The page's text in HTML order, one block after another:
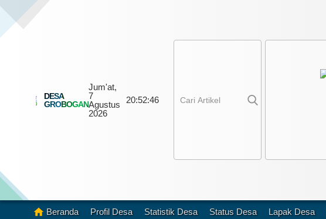
DESA
GROBOGAN
Jum'at,
7
Agustus
2026
20:52:47
Beranda Profil Desa Statistik Desa Status Desa Lapak Desa